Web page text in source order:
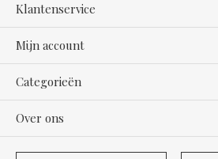
Klantenservice
Mijn account
Categorieën
Over ons